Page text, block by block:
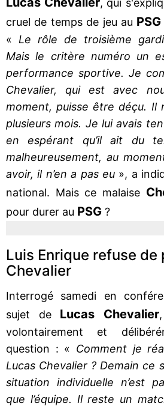
, qui
cruel de temps de jeu au PSG
« Le rôle de troisième
Mais le critère numéro un
performance sportive. Je
Chevalier, qui est avec
moment, puisse être déçu. Il
plusieurs mois. Je lui avais
en espérant qu’il ait du
malheureusement, au
avoir, il n’en a pas eu », a
national. Mais ce malaise
pour durer au PSG ?
Luis Enrique refuse de
Chevalier
Interrogé samedi en
sujet de Lucas Chevalier
volontairement et
question : « Comment je
Lucas Chevalier ? Demain ce
situation individuelle n’est
que l’équipe. Il reste un